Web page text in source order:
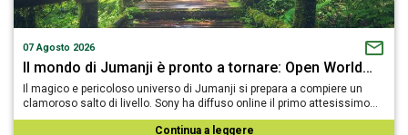
07 Agosto 2026
Il mondo di Jumanji è pronto a tornare: Open World…
Il magico e pericoloso universo di Jumanji si prepara a compiere un
clamoroso salto di livello. Sony ha diffuso online il primo attesissimo…
Continua a leggere